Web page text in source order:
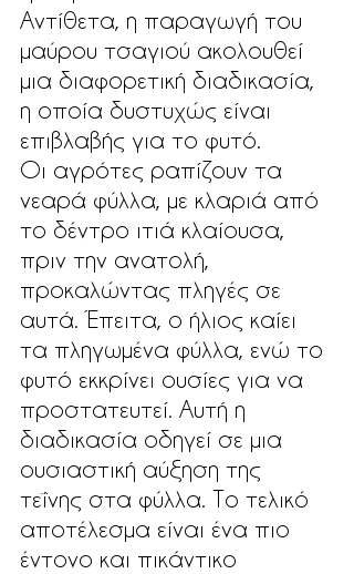
Αντίθετα, η παραγωγή του
μαύρου τσαγιού ακολουθεί
μια διαφορετική διαδικασία,
η οποία δυστυχώς είναι
επιβλαβής για το φυτό.
Οι αγρότες ραπίζουν τα
νεαρά φύλλα, με κλαριά από
το δέντρο ιτιά κλαίουσα,
πριν την ανατολή,
προκαλώντας πληγές σε
αυτά. Έπειτα, ο ήλιος καίει
τα πληγωμένα φύλλα, ενώ το
φυτό εκκρίνει ουσίες για να
προστατευτεί. Αυτή η
διαδικασία οδηγεί σε μια
ουσιαστική αύξηση της
τεΐνης στα φύλλα. Το τελικό
αποτέλεσμα είναι ένα πιο
έντονο και πικάντικο